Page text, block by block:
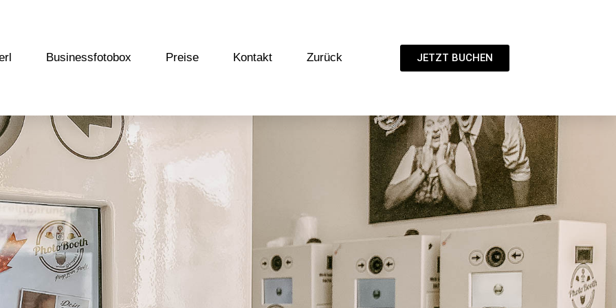
Businessfotobox Preise Kontakt Zurück JETZT BUCHEN